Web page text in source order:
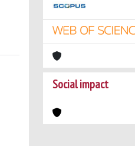
Social impact